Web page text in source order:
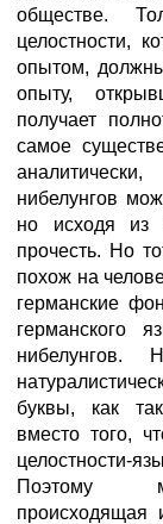
обществе.
целостности,
опытом,
опыту,
получает
самое
нибелунгов
но исходя из
прочесть. Но
похож на
германские
германского
буквы, как
вместо того,
целостности-
Поэтому
происходящая